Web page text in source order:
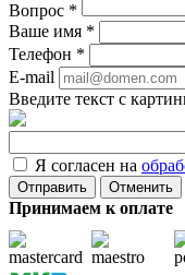
Вопрос *
Ваше имя *
Телефон *
E-mail
Введите текст с
Я согласен на
Отменить
Принимаем к оплате